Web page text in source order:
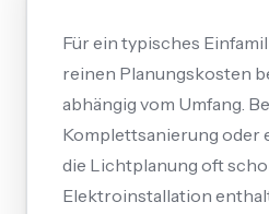
Für ein typisches
reinen Planungskosten
abhängig vom Umfang.
Komplettsanierung oder
die Lichtplanung oft
Elektroinstallation